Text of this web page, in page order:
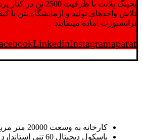
بچینگ پلانت با ظرفیت
تلاش واحدهای تولید و ازمایشگاه,بتن با
ترانسپورت اماده مینمایند.
LinkedinInstagramaparat
کارخانه به وسعت 20000 متر مربع
باسکول دیجیتال 60 تنی استاندارد